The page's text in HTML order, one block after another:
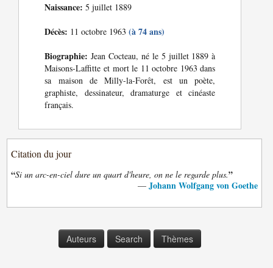
Naissance: 5 juillet 1889
Décès: 11 octobre 1963(à 74 ans)
Biographie: Jean Cocteau, né le 5 juillet 1889 à
Maisons-Laffitte et mort le 11 octobre 1963 dans
sa maison de Milly-la-Forêt, est un poète,
graphiste, dessinateur, dramaturge et cinéaste
français.
Citation du jour
“Si un arc-en-ciel dure un quart d'heure, on ne le regarde plus.”
— Johann Wolfgang von Goethe
Auteurs Search Thèmes